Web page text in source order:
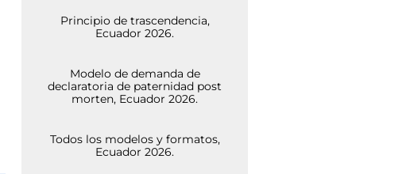
Principio de trascendencia,
Ecuador 2026.
Modelo de demanda de
declaratoria de paternidad post
morten, Ecuador 2026.
Todos los modelos y formatos,
Ecuador 2026.